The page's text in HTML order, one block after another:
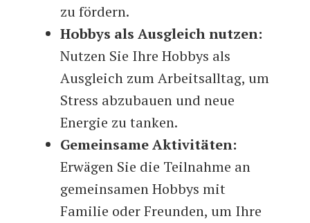
zu fördern.
Hobbys als Ausgleich nutzen:
Nutzen Sie Ihre Hobbys als
Ausgleich zum Arbeitsalltag, um
Stress abzubauen und neue
Energie zu tanken.
Gemeinsame Aktivitäten:
Erwägen Sie die Teilnahme an
gemeinsamen Hobbys mit
Familie oder Freunden, um Ihre